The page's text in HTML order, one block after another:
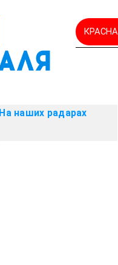
На наших радарах